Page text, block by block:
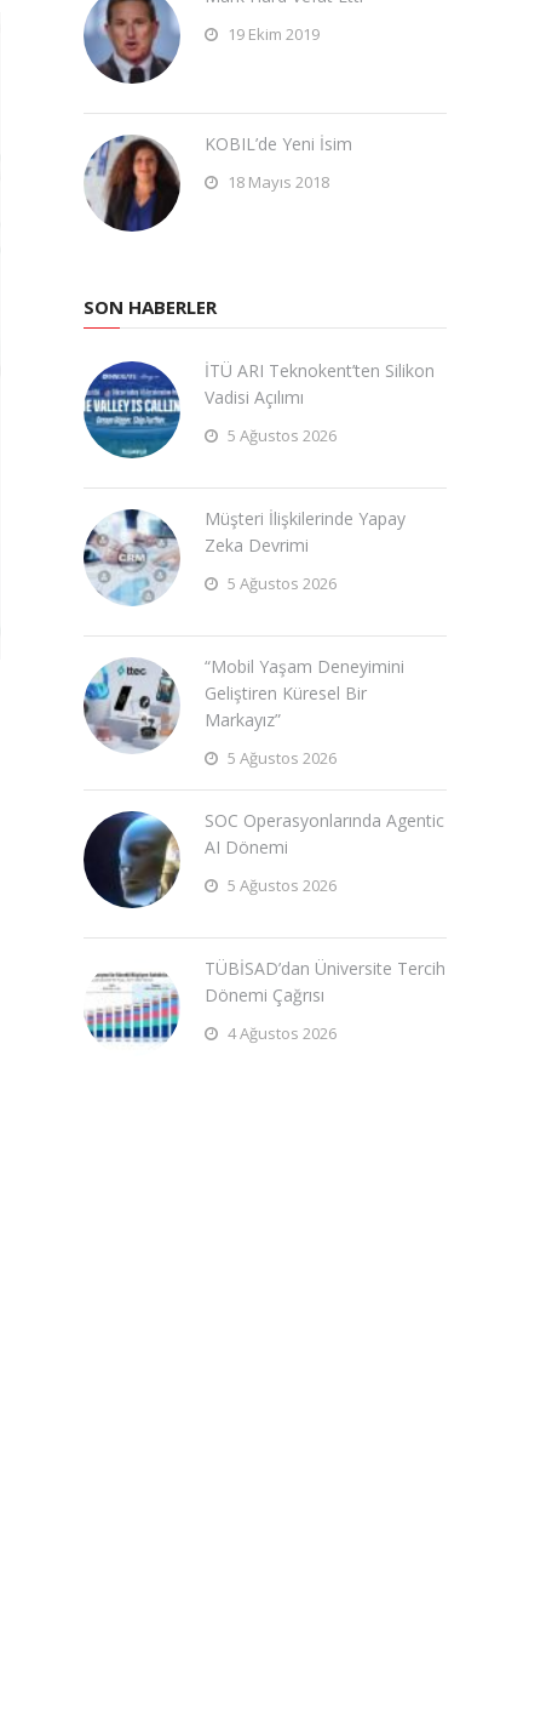
19 Ekim 2019
KOBIL’de Yeni İsim
18 Mayıs 2018
SON HABERLER
İTÜ ARI Teknokent’ten Silikon
Vadisi Açılımı
5 Ağustos 2026
Müşteri İlişkilerinde Yapay
Zeka Devrimi
5 Ağustos 2026
“Mobil Yaşam Deneyimini
Geliştiren Küresel Bir
Markayız”
5 Ağustos 2026
SOC Operasyonlarında Agentic
AI Dönemi
5 Ağustos 2026
TÜBİSAD’dan Üniversite Tercih
Dönemi Çağrısı
4 Ağustos 2026